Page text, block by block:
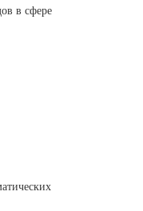
в сфере